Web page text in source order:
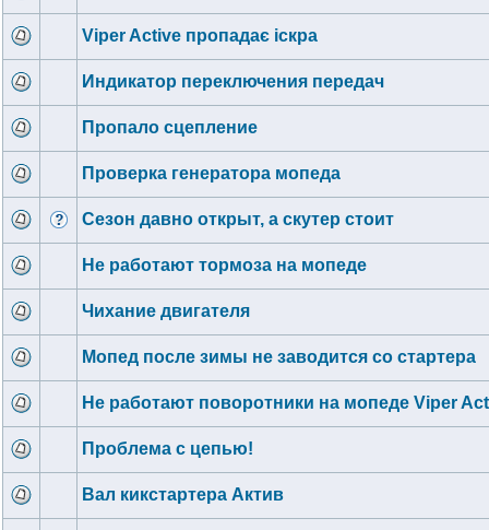
Viper Active пропадає іскра
Индикатор переключения передач
Пропало сцепление
Проверка генератора мопеда
Сезон давно открыт, а скутер стоит
Не работают тормоза на мопеде
Чихание двигателя
Мопед после зимы не заводится со стартера
Не работают поворотники на мопеде Viper
Проблема с цепью!
Вал кикстартера Актив